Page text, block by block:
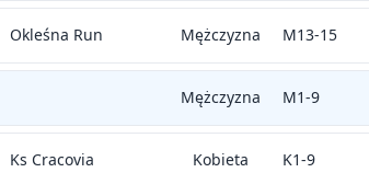
Okleśna Run Mężczyzna M13-15
Mężczyzna M1-9
Ks Cracovia Kobieta K1-9